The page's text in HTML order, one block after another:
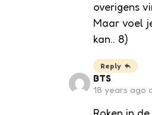
overigens
Maar voel
kan.. 8)
Reply
BTS
18 years ago
Roken in